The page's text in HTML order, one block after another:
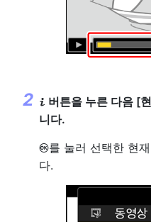
i 버튼을 누른 다음 [
니다.
J를 눌러 선택한 현
다.